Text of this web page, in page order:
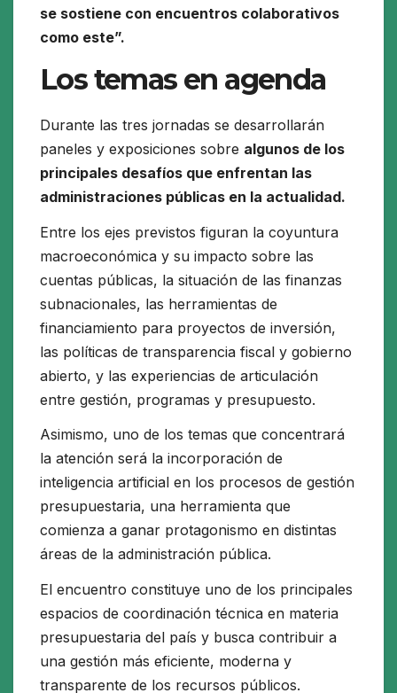
se sostiene con encuentros colaborativos
como este”.
Los temas en agenda
Durante las tres jornadas se desarrollarán
paneles y exposiciones sobre algunos de los
principales desafíos que enfrentan las
administraciones públicas en la actualidad.
Entre los ejes previstos figuran la coyuntura
macroeconómica y su impacto sobre las
cuentas públicas, la situación de las finanzas
subnacionales, las herramientas de
financiamiento para proyectos de inversión,
las políticas de transparencia fiscal y gobierno
abierto, y las experiencias de articulación
entre gestión, programas y presupuesto.
Asimismo, uno de los temas que concentrará
la atención será la incorporación de
inteligencia artificial en los procesos de gestión
presupuestaria, una herramienta que
comienza a ganar protagonismo en distintas
áreas de la administración pública.
El encuentro constituye uno de los principales
espacios de coordinación técnica en materia
presupuestaria del país y busca contribuir a
una gestión más eficiente, moderna y
transparente de los recursos públicos.